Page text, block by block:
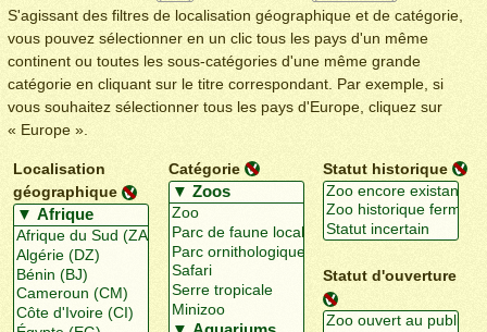
S'agissant des filtres de localisation géographique et de catégorie,
vous pouvez sélectionner en un clic tous les pays d'un même
continent ou toutes les sous-catégories d'une même grande
catégorie en cliquant sur le titre correspondant. Par exemple, si
vous souhaitez sélectionner tous les pays d'Europe, cliquez sur
« Europe ».
Localisation
géographique
Catégorie Statut historique
Statut d'ouverture